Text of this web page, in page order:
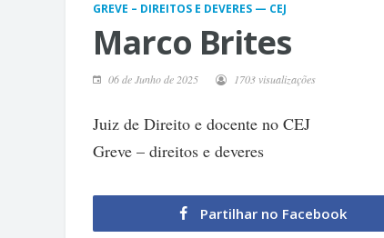
GREVE – DIREITOS E DEVERES — CEJ
Marco Brites
06 de Junho de 2025 1703 visualizações
Juiz de Direito e docente no CEJ
Greve – direitos e deveres
Partilhar no Facebook